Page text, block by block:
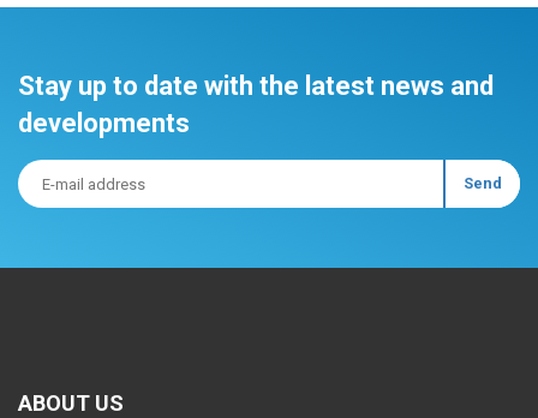
Stay up to date with the latest news and
developments
ABOUT US